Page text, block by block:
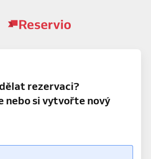
rezervaci?
nebo si vytvořte nový